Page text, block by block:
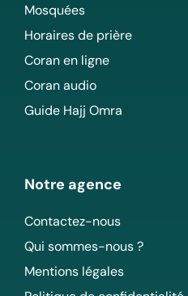
Mosquées
Horaires de prière
Coran en ligne
Coran audio
Guide Hajj Omra
Notre agence
Contactez-nous
Qui sommes-nous ?
Mentions légales